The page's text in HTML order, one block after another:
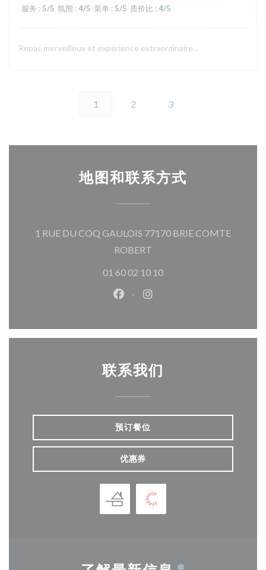
服务 : 5/5 氛围 :4/5 菜单 : 5/5 质价比 :4/5
Repas merveilleux et expérience extraordinaire...
1 2 3
地图和联系方式
1 RUE DU COQ GAULOIS 77170 BRIE COMTE
ROBERT
01 60 02 10 10
Facebook ((在新窗口中打开))
Instagram ((在新窗口中
联系我们
预订餐位
优惠券